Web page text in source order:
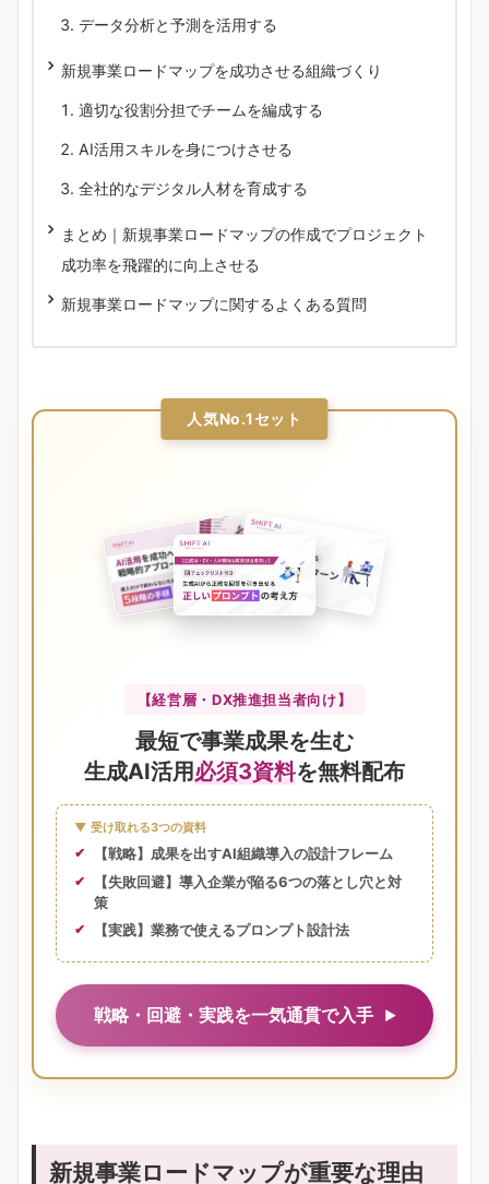
データ分析と予測を活用する
新規事業ロードマップを成功させる組織づくり
適切な役割分担でチームを編成する
AI活用スキルを身につけさせる
全社的なデジタル人材を育成する
まとめ｜新規事業ロードマップの作成でプロジェクト
成功率を飛躍的に向上させる
新規事業ロードマップに関するよくある質問
人気No.1セット
【経営層・DX推進担当者向け】
最短で事業成果を生む
生成AI活用必須3資料を無料配布
▼ 受け取れる3つの資料
【戦略】成果を出すAI組織導入の設計フレーム
【失敗回避】導入企業が陥る6つの落とし穴と対
策
【実践】業務で使えるプロンプト設計法
戦略・回避・実践を一気通貫で入手
新規事業ロードマップが重要な理由